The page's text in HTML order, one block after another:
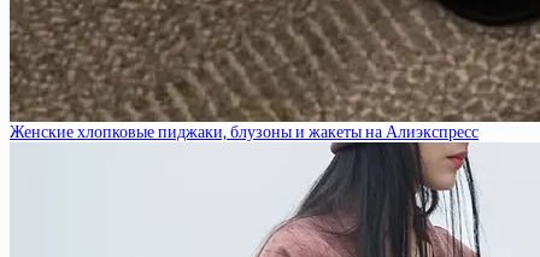
Женские хлопковые пиджаки, блузоны и жакеты на Алиэкспресс